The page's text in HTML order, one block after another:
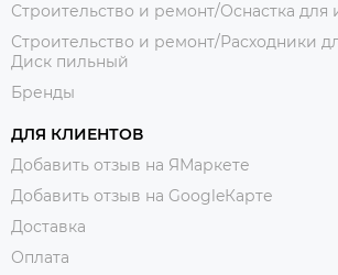
Строительство и ремонт/Оснастка для
Строительство и ремонт/Расходники
Диск пильный
Бренды
ДЛЯ КЛИЕНТОВ
Добавить отзыв на ЯМаркете
Добавить отзыв на GoogleКарте
Доставка
Оплата